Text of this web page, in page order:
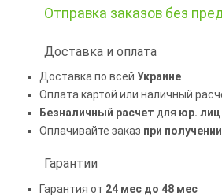
Отправка заказов без
Доставка и оплата
Доставка по всей Украине
Оплата картой или наличный
Безналичный расчет для юр. лиц
Оплачивайте заказ при получении
Гарантии
Гарантия от 24 мес до 48 мес